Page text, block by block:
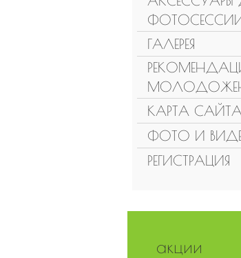
ГАЛЕРЕЯ
КАРТА САЙТА
ФОТО И
РЕГИСТРАЦИЯ
акции